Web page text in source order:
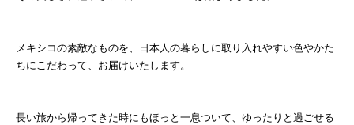
メキシコの素敵なものを、日本人の暮らしに取り入れやすい色やかた
ちにこだわって、お届けいたします。
長い旅から帰ってきた時にもほっと一息ついて、ゆったりと過ごせる